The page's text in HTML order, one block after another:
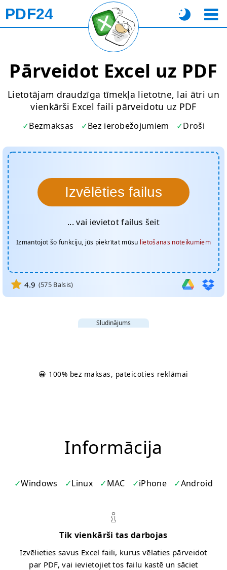
PDF24
Pārveidot Excel uz PDF
Lietotājam draudzīga tīmekļa lietotne, lai ātri un
vienkārši Excel faili pārveidotu uz PDF
Bezmaksas Bez ierobežojumiem Droši
Izvēlēties failus
... vai ievietot failus šeit
Izmantojot šo funkciju, jūs piekrītat mūsu lietošanas noteikumiem
4.9 (575 Balsis)
Sludinājums
😀 100% bez maksas, pateicoties reklāmai
Informācija
Windows Linux MAC iPhone Android
Tik vienkārši tas darbojas
Izvēlieties savus Excel faili, kurus vēlaties pārveidot
par PDF, vai ievietojiet tos failu kastē un sāciet